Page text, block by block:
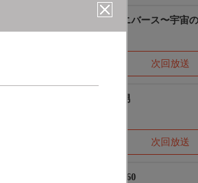
ザ・ユニバース〜宇宙
次回放送
ザ・森男
次回放送
バトル360